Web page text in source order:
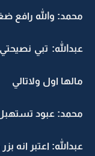
محمد: والله رافع
عبدالله: تبي
مالها اول ولاتالي
محمد: عبود تستهبل
عبدالله: اعتبر انه